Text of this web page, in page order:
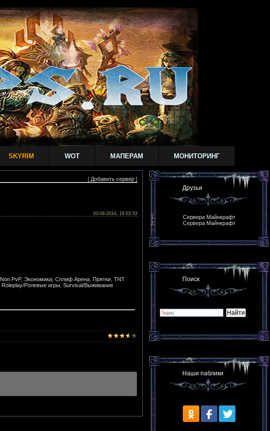
SKYRIM WOT МАПЕРАМ МОНИТОРИНГ
[ Добавить сервер ]
03-09-2014, 19:03:53
Non PvP, Экономика Сплиф Арена Прятки TNT
Roleplay/Ролевые игры Survival/Выживание
Друзья
Сервера Майнкрафт
Сервера Майнкрафт
Поиск
Наши паблики